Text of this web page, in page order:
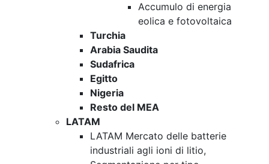
Accumulo di energia
eolica e fotovoltaica
Turchia
Arabia Saudita
Sudafrica
Egitto
Nigeria
Resto del MEA
LATAM
LATAM Mercato delle batterie
industriali agli ioni di litio,